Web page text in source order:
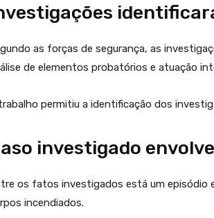
as forças de segurança, as
de elementos probatórios e atuação
permitiu a identificação dos
investigado
os fatos investigados está um episódio
incendiados.